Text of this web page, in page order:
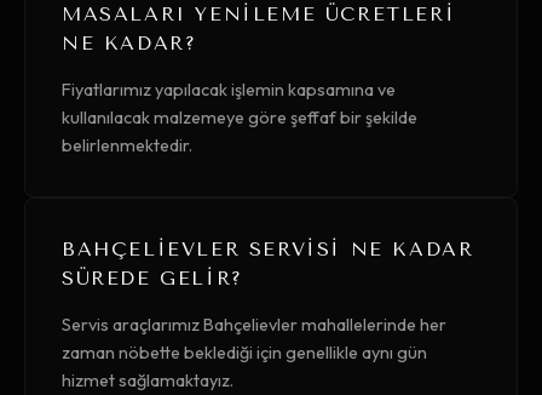
MASALARI YENILEME ÜCRETLERI
NE KADAR?
Fiyatlarımız yapılacak işlemin kapsamına ve
kullanılacak malzemeye göre şeffaf bir şekilde
belirlenmektedir.
BAHÇELIEVLER SERVISI NE KADAR
SÜREDE GELIR?
Servis araçlarımız Bahçelievler mahallelerinde her
zaman nöbette beklediği için genellikle aynı gün
hizmet sağlamaktayız.